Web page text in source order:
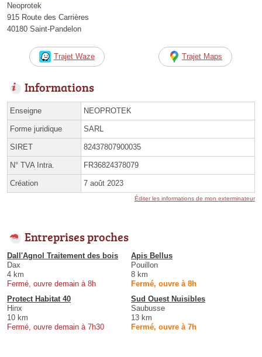
Neoprotek
915 Route des Carrières
40180 Saint-Pandelon
Trajet Waze Trajet Maps
Informations
Enseigne NEOPROTEK
Forme juridique SARL
SIRET 82437807900035
N° TVA Intra. FR36824378079
Création 7 août 2023
Éditer les informations de mon exterminateur
Entreprises proches
Dall'Agnol Traitement des bois
Dax
4 km
Fermé, ouvre demain à 8h
Apis Bellus
Pouillon
8 km
Fermé, ouvre à 8h
Protect Habitat 40
Hinx
10 km
Fermé, ouvre demain à 7h30
Sud Ouest Nuisibles
Saubusse
13 km
Fermé, ouvre à 7h